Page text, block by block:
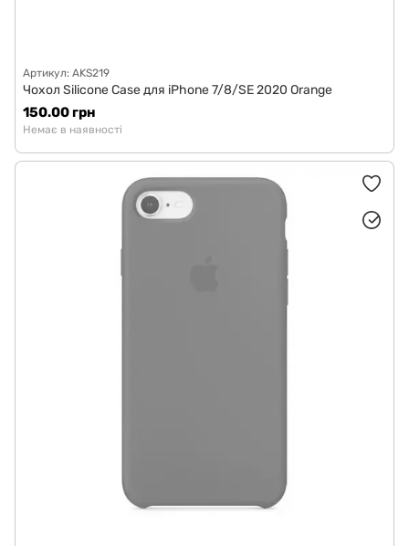
Артикул: AKS219
Чохол Silicone Case для iPhone 7/8/SE 2020 Orange
150.00 грн
Немає в наявності